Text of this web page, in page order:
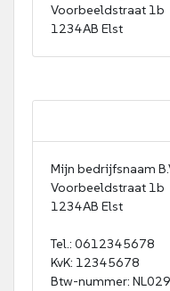
Voorbeeldstraat 1b
1234AB Elst
Mijn bedrijfsnaam
Voorbeeldstraat 1b
1234AB Elst
Tel.: 0612345678
KvK: 12345678
Btw-nummer: